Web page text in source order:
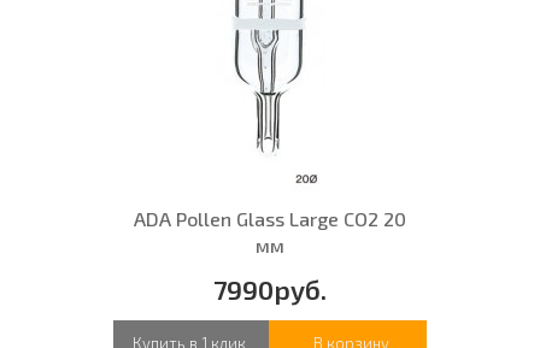
ADA Pollen Glass Large CO2 20
мм
7990руб.
Купить в 1 клик В корзину